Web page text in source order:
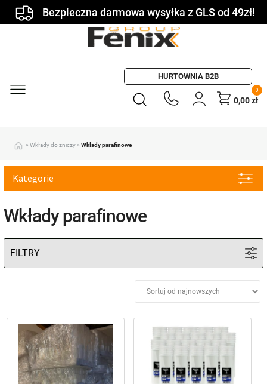
Bezpieczna darmowa wysyłka z GLS od 49zł!
HURTOWNIA B2B
0
0,00zł
» Wkłady do zniczy » Wkłady parafinowe
Wkłady parafinowe
+
Wysokość cm
Cena
Kategorie